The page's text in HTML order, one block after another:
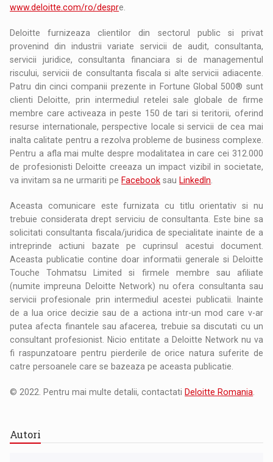
www.deloitte.com/ro/despre.
Deloitte furnizeaza clientilor din sectorul public si privat
provenind din industrii variate servicii de audit, consultanta,
servicii juridice, consultanta financiara si de managementul
riscului, servicii de consultanta fiscala si alte servicii adiacente.
Patru din cinci companii prezente in Fortune Global 500® sunt
clienti Deloitte, prin intermediul retelei sale globale de firme
membre care activeaza in peste 150 de tari si teritorii, oferind
resurse internationale, perspective locale si servicii de cea mai
inalta calitate pentru a rezolva probleme de business complexe.
Pentru a afla mai multe despre modalitatea in care cei 312.000
de profesionisti Deloitte creeaza un impact vizibil in societate,
va invitam sa ne urmariti pe Facebook sau LinkedIn
Aceasta comunicare este furnizata cu titlu orientativ si nu
trebuie considerata drept serviciu de consultanta. Este bine sa
solicitati consultanta fiscala/juridica de specialitate inainte de a
intreprinde actiuni bazate pe cuprinsul acestui document.
Aceasta publicatie contine doar informatii generale si Deloitte
Touche Tohmatsu Limited si firmele membre sau afiliate
(numite impreuna Deloitte Network) nu ofera consultanta sau
servicii profesionale prin intermediul acestei publicatii. Inainte
de a lua orice decizie sau de a actiona intr-un mod care v-ar
putea afecta finantele sau afacerea, trebuie sa discutati cu un
consultant profesionist. Nicio entitate a Deloitte Network nu va
fi raspunzatoare pentru pierderile de orice natura suferite de
catre persoanele care se bazeaza pe aceasta publicatie.
© 2022. Pentru mai multe detalii, contactati Deloitte Romania
Autori